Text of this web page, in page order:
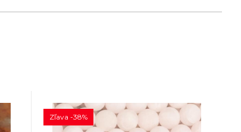
Zľava -38%